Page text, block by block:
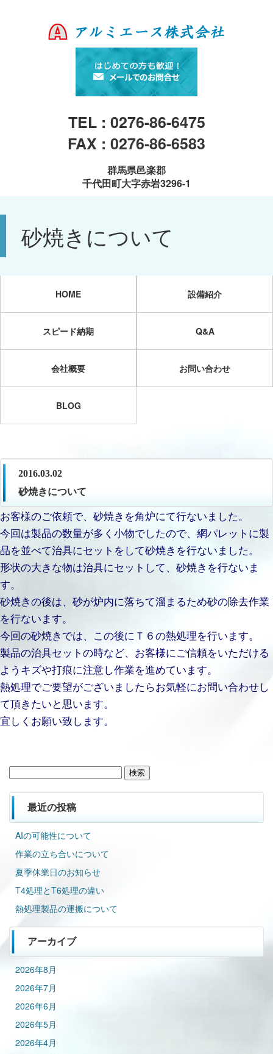
TEL : 0276-86-6475
FAX : 0276-86-6583
群馬県邑楽郡
千代田町大字赤岩3296-1
砂焼きについて
HOME 設備紹介
スピード納期 Q&A
会社概要 お問い合わせ
BLOG
2016.03.02
砂焼きについて
お客様のご依頼で、砂焼きを角炉にて行ないました。
今回は製品の数量が多く小物でしたので、網パレットに製
品を並べて治具にセットをして砂焼きを行ないました。
形状の大きな物は治具にセットして、砂焼きを行ないま
す。
砂焼きの後は、砂が炉内に落ちて溜まるため砂の除去作業
を行ないます。
今回の砂焼きでは、この後にＴ６の熱処理を行います。
製品の治具セットの時など、お客様にご信頼をいただける
ようキズや打痕に注意し作業を進めています。
熱処理でご要望がございましたらお気軽にお問い合わせし
て頂きたいと思います。
宜しくお願い致します。
最近の投稿
AIの可能性について
作業の立ち合いについて
夏季休業日のお知らせ
T4処理とT6処理の違い
熱処理製品の運搬について
アーカイブ
2026年8月
2026年7月
2026年6月
2026年5月
2026年4月